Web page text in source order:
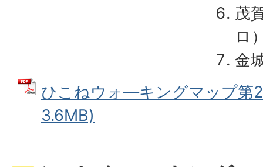
茂
ロ
金
ひこねウォ―キングマップ第
3.6MB)